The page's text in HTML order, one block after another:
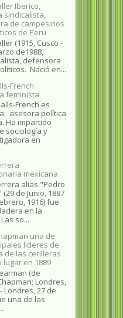
Iberico,
sindicalista,
de campesinos
de Peru
(1915, Cusco -
de1988,
defensora
Nació en...
French
feminista
French es
asesora política
Ha impartido
sociología y
en
mexicana
alias "Pedro
de Junio, 1887
1916) fue
en la
so...
una de
líderes de
de las cerilleras
lugar en 1889
(de
Londres,
Londres, 27 de
una de las